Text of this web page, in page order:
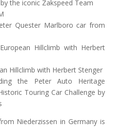
the iconic Zakspeed Team
Quester Marlboro car from
Hillclimb with Herbert
Hillclimb with Herbert Stenger
the Peter Auto Heritage
Touring Car Challenge by
Niederzissen in Germany is